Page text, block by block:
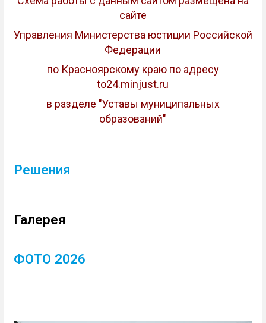
сайте
Управления Министерства юстиции Российской
Федерации
по Красноярскому краю по адресу
to24.minjust.ru
в разделе "Уставы муниципальных
образований"
Решения
Галерея
ФОТО 2026